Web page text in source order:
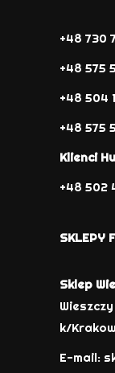
+48 730
+48 575
+48 504
+48 575
Klienci
+48 502
SKLEPY
Sklep
k/
E-mail: